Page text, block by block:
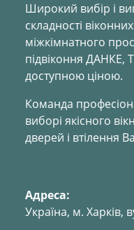
Широкий вибір і
складності
міжкімнатного
підвіконня ДАНКЕ,
доступною ціною.
Команда
виборі якісного
дверей і втілення
Адреса:
Україна, м. Харкiв,